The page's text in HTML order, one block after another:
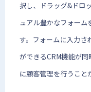
択し、ドラッグ&ドロ
ュアル豊かなフォーム
す。フォームに入力さ
ができるCRM機能が
に顧客管理を行うこと